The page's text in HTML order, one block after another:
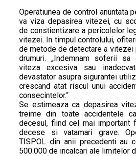
Operatiunea de control anuntata
va viza depasirea vitezei, cu
de constientizare a pericolelor
vitezei. In timpul controlului,
de metode de detectare a
drumuri. „Indemnam soferii
viteza excesiva sau
devastator asupra sigurantei
crescand atat riscul unui
consecintelor.“
Se estimeaza ca depasirea
treime din toate accidentele
decesul, fiind cel mai important
decese si vatamari grave.
TISPOL din anii precedenti au
500.000 de incalcari ale limitelor